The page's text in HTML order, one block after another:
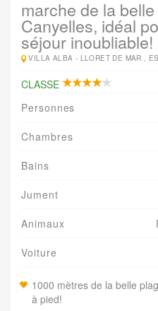
marche de la
Canyelles, idéal
séjour inoubliable!
VILLA ALBA - LLORET DE MAR ,
CLASSE
Personnes
Chambres
Bains
Jument
Animaux
Voiture
1000 mètres de la belle
à pied!